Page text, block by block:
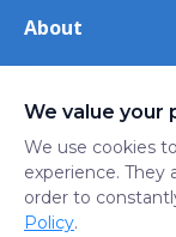
About
iHealth
Privacy
We value your
We use cookies
experience. They
order to
Policy.